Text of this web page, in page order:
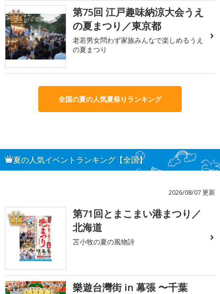
3
第75回 江戸趣味納涼大会うえ
の夏まつり／東京都
老若男女問わず家族みんなで楽しめるうえ
の夏まつり
全国の夏の人気夏祭りランキング
夏の人気イベントランキング【全国】
2026/08/07 更新
1
第71回とまこまい港まつり／
北海道
苫小牧の夏の風物詩
樂遊台灣街 in 幕張 〜千葉